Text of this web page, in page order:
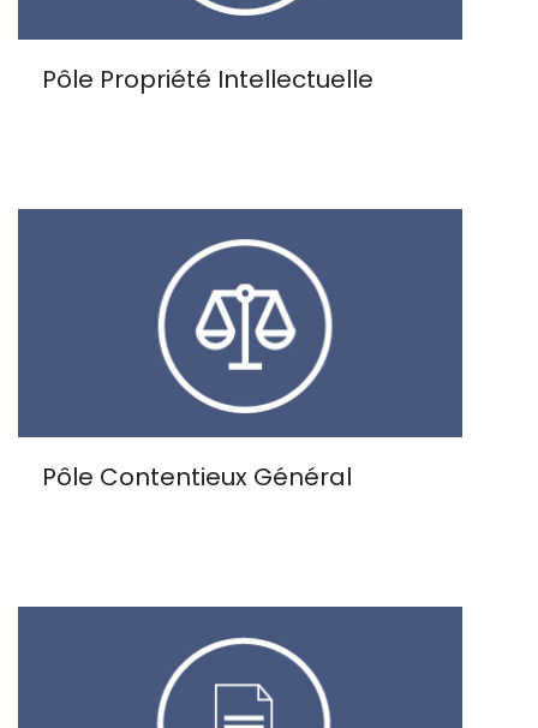
Pôle Propriété Intellectuelle
Pôle Contentieux Général